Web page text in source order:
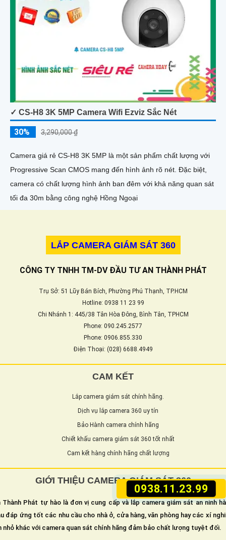
0938.11.23.99
✓ CS-H8 3K 5MP Camera Wifi Ezviz Sắc Nét
30% 3,290,000 ₫
Camera giá rẻ CS-H8 3K 5MP là một sản phẩm chất lượng với
Progressive Scan CMOS mang đến hình ảnh rõ nét. Đặc biệt,
camera có chất lượng hình ảnh ban đêm với khả năng quan sát
tối đa 30m bằng công nghệ Hồng Ngoại
LẮP CAMERA GIÁM SÁT 360
CÔNG TY TNHH TM-DV ĐẦU TƯ AN THÀNH PHÁT
Trụ Sở: 51 Lũy Bán Bích, Phường Phú Thạnh, TP.HCM
Hotline: 0938 11 23 99
Chi Nhánh 1: 445/38 Tân Hòa Đông, Bình Tân, TPHCM
Phone: 090.245.2577
Phone: 0906.855.330
Điện Thoại: (028) 6688.4949
CAM KẾT
Lắp camera giám sát chính hãng.
Dịch vụ lắp camera 360 uy tín
Bảo Hành camera chính hãng
Chiết khấu camera giám sát 360 tốt nhất
Cam kết hàng chính hãng chất lượng
GIỚI THIỆU CAMERA GIÁM SÁT 360
Thành Phát tự hào là đơn vị cung cấp và lắp camera giám sát an ninh
đáp ứng tốt các nhu cầu cho nhà ở, cửa hàng, văn phòng hay các xí
nhỏ khác với camera quan sát chính hãng đảm bảo chất lượng tuyệt đối.